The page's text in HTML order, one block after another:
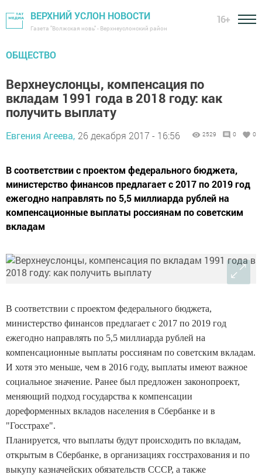
ВЕРХНИЙ УСЛОН НОВОСТИ
Газета "Волжская новь" - Верхнеуслонский район
16+
ОБЩЕСТВО
Верхнеуслонцы, компенсация по
вкладам 1991 года в 2018 году: как
получить выплату
Евгения Агеева, 26 декабря 2017 - 16:56 2529 0 0
В соответствии с проектом федерального бюджета,
министерство финансов предлагает с 2017 по 2019 год
ежегодно направлять по 5,5 миллиарда рублей на
компенсационные выплаты россиянам по советским
вкладам
В соответствии с проектом федерального бюджета,
министерство финансов предлагает с 2017 по 2019 год
ежегодно направлять по 5,5 миллиарда рублей на
компенсационные выплаты россиянам по советским вкладам.
И хотя это меньше, чем в 2016 году, выплаты имеют важное
социальное значение. Ранее был предложен законопроект,
меняющий подход государства к компенсации
дореформенных вкладов населения в Сбербанке и в
"Госстрахе".
Планируется, что выплаты будут происходить по вкладам,
открытым в Сбербанке, в организациях госстрахования и по
выкупу казначейских обязательств СССР, а также